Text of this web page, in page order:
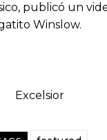
publicó un
Winslow.
Excelsior